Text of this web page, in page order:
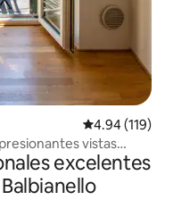
Calificación
4.94 (119)
vistas
House excelentes